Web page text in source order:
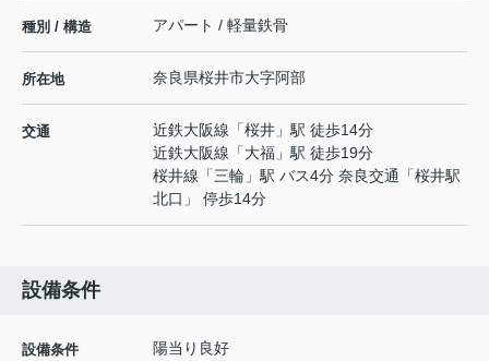
種別 / 構造 アパート / 軽量鉄骨
所在地 奈良県桜井市大字阿部
交通 近鉄大阪線 「桜井 」駅 徒歩14分
近鉄大阪線 「大福 」駅 徒歩19分
桜井線 「三輪 」駅 バス4分 奈良交通「桜井駅
北口」 停歩14分
設備条件
設備条件
陽当り良好